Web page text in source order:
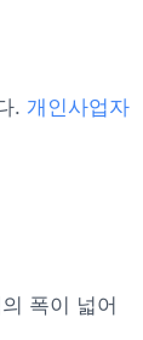
. 개인사업자
폭이 넓어